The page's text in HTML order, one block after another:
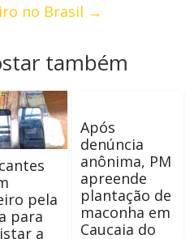
no Brasil →
também
pela
para
a
Após
denúncia
anônima, PM
apreende
plantação de
maconha em
Caucaia do